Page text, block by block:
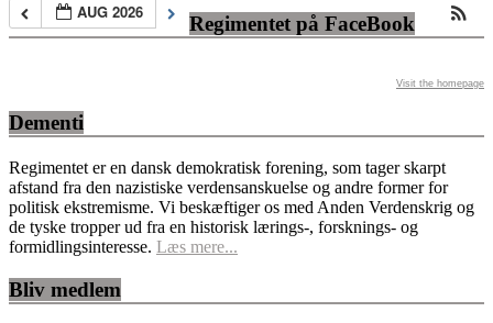
AUG 2026
Regimentet på FaceBook
Visit the homepage
Dementi
Regimentet er en dansk demokratisk forening, som tager skarpt
afstand fra den nazistiske verdensanskuelse og andre former for
politisk ekstremisme. Vi beskæftiger os med Anden Verdenskrig og
de tyske tropper ud fra en historisk lærings-, forsknings- og
formidlingsinteresse. Læs mere...
Bliv medlem